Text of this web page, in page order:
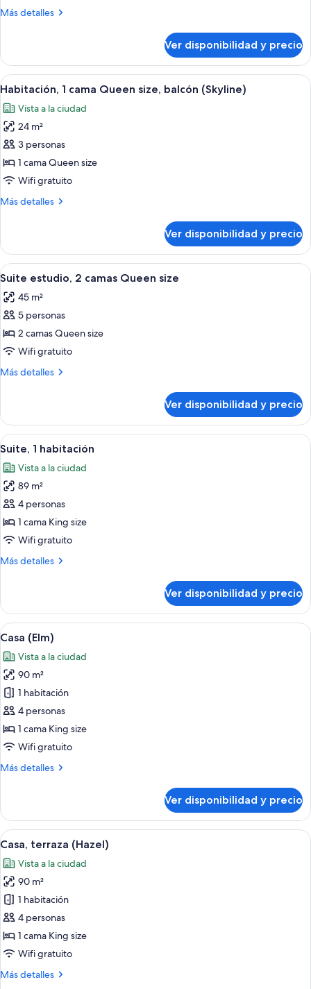
1
size
(Alcove)
Más detalles
Más
1
cama
King
(Alcove)
Ver disponibilidad y precio
Ver
todas
las
fotos
de
Habitación,
1
Queen
(Skyline)
Una habitación de hotel con una
9
Habitación, 1 cama Queen size, balcón (Skyline)
Vista a la ciudad
24 m²
3 personas
1 cama Queen size
Wifi gratuito
Más detalles
Más
1
cama
Queen
balcón
(Skyline)
Ver disponibilidad y precio
Ver
todas
las
fotos
de
Suite
estudio,
Queen
size
Habitación de hotel con dos camas,
8
Suite estudio, 2 camas Queen size
45 m²
5 personas
2 camas Queen size
Wifi gratuito
Más detalles
Más
estudio,
camas
size
Ver disponibilidad y precio
Ver
todas
las
fotos
de
Suite,
1
Una sala de estar moderna con un
13
Suite, 1 habitación
Vista a la ciudad
89 m²
4 personas
1 cama King size
Wifi gratuito
Más detalles
Más
1
habitación
Ver disponibilidad y precio
Ver
todas
las
fotos
de
Casa
(Elm)
Una sala de estar moderna con
8
Casa (Elm)
Vista a la ciudad
90 m²
1 habitación
4 personas
1 cama King size
Wifi gratuito
Más detalles
Más
(Elm)
Ver disponibilidad y precio
Ver
todas
las
fotos
de
Casa,
terraza
(Hazel)
Una sala de estar moderna con un
13
Casa, terraza (Hazel)
Vista a la ciudad
90 m²
1 habitación
4 personas
1 cama King size
Wifi gratuito
Más detalles
Más